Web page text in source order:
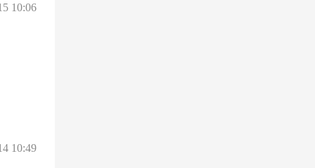
10:06
10:49